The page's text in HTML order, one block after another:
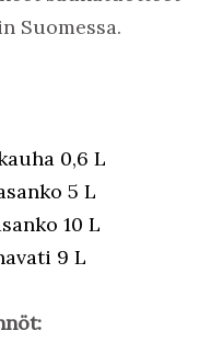
Suomessa.
0,6 L
5 L
10 L
9 L